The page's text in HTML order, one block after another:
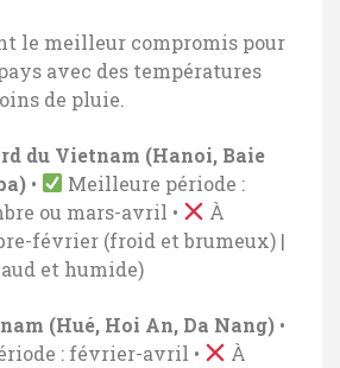
le meilleur compromis pour
avec des températures
de pluie.
du Vietnam (Hanoi, Baie
•
Meilleure période :
ou mars-avril •
À
février (froid et brumeux) |
et humide)
(Hué, Hoi An, Da Nang) •
: février-avril •
À